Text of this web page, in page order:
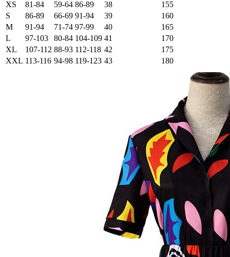
XS 81-84 59-64 86-89 38
155
S
86-89 66-69 91-94 39
160
M
91-94 71-74 97-99 40
165
L
97-103 80-84 104-109 41
170
XL
107-112 88-93 112-118 42
175
XXL 113-116 94-98 119-123 43 180